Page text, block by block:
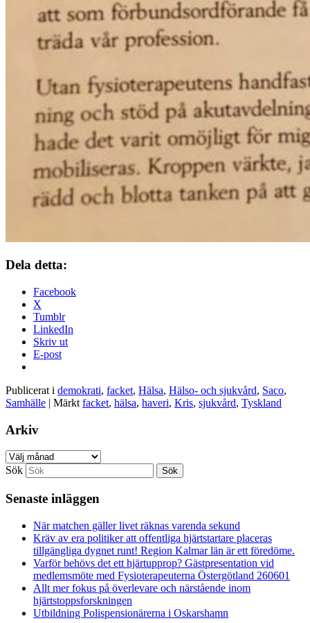
Dela detta:
Facebook
X
Tumblr
LinkedIn
Skriv ut
E-post
Publicerat i demokrati, facket, Hälsa, Hälso- och sjukvård, Saco,
Samhälle | Märkt facket, hälsa, haveri, Kris, sjukvård, Tyskland
Arkiv
Arkiv
Sök
Senaste inläggen
När matchen gäller livet räknas varenda sekund
Kräv av era politiker att offentliga hjärtstartare placeras
tillgängliga dygnet runt! Region Kalmar län är ett föredöme.
Varför behövs det ett hjärtupprop? Gästpresentation vid
medlemsmöte med Fysioterapeuterna Östergötland 260601
Allt mer fokus på överlevare och närstående inom
hjärtstoppsforskningen
Utbildning Polispensionärerna i Oskarshamn